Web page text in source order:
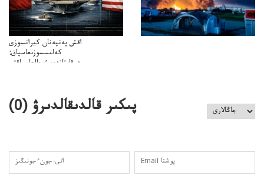
اقش پەنپەنان كيرانسوزى
كەلىسسوزىعاسپاق:
دوقايتازدەسۋىجالعاسپاقتى
پىكىر قالدىقالدىرۋ (0
)